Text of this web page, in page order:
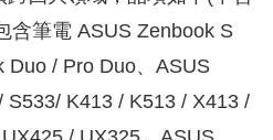
含筆電 ASUS Zenbook S
Duo / Pro Duo、ASUS
K413 / K513 / X413 /